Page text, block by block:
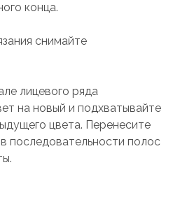
конца.
снимайте
лицевого ряда
на новый и подхватывайте
цвета. Перенесите
последовательности полос